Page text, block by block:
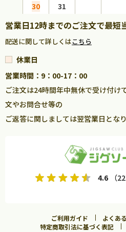
30
31
営業日12時までのご注文で最短
配送に関して詳しくはこちら
休業日
営業時間：9：00-17：00
ご注文は24時間年中無休で受け付け
文やお問合せ等の
ご返答に関しましては翌営業日となり
4.6 （
ご利用ガイド よくあ
特定商取引法に基づく表記